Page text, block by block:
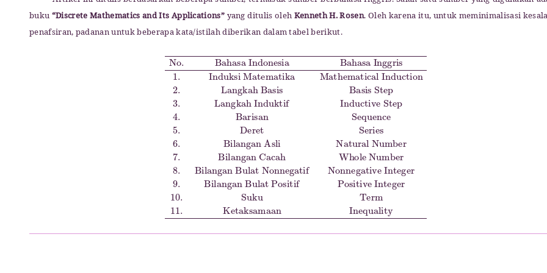
buku“Discrete Mathematics and Its Applications”yang ditulis olehKenneth H. Rosen. Oleh karena itu, untuk meminimalisasi
penafsiran, padanan untuk beberapa kata/istilah diberikan dalam tabel berikut.
Bahasa Inggris1.Induksi MatematikaMathematical Induction
Langkah InduktifInductive Step4.BarisanSequence5.DeretSeries6.Bilangan Asli
Whole Number8.Bilangan Bulat NonnegatifNonnegative Integer
Bilangan Bulat PositifPositive Integer10.SukuTerm11.KetaksamaanInequality